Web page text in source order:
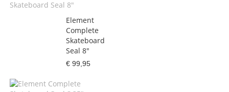
Element
Complete
Skateboard
Seal 8"
€ 99,95